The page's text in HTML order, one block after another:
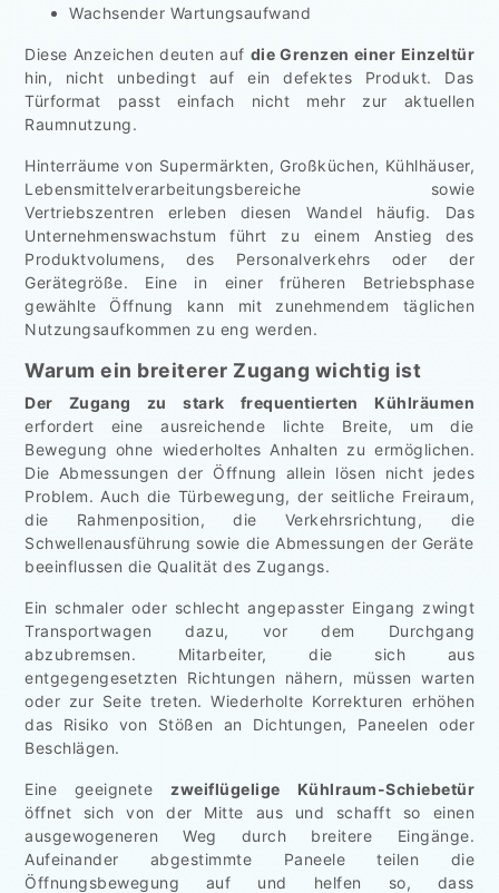
Wachsender Wartungsaufwand
Diese Anzeichen deuten auf die Grenzen einer Einzeltür
hin, nicht unbedingt auf ein defektes Produkt. Das
Türformat passt einfach nicht mehr zur aktuellen
Raumnutzung.
Hinterräume von Supermärkten, Großküchen, Kühlhäuser,
Lebensmittelverarbeitungsbereiche sowie
Vertriebszentren erleben diesen Wandel häufig. Das
Unternehmenswachstum führt zu einem Anstieg des
Produktvolumens, des Personalverkehrs oder der
Gerätegröße. Eine in einer früheren Betriebsphase
gewählte Öffnung kann mit zunehmendem täglichen
Nutzungsaufkommen zu eng werden.
Warum ein breiterer Zugang wichtig ist
Der Zugang zu stark frequentierten Kühlräumen
erfordert eine ausreichende lichte Breite, um die
Bewegung ohne wiederholtes Anhalten zu ermöglichen.
Die Abmessungen der Öffnung allein lösen nicht jedes
Problem. Auch die Türbewegung, der seitliche Freiraum,
die Rahmenposition, die Verkehrsrichtung, die
Schwellenausführung sowie die Abmessungen der Geräte
beeinflussen die Qualität des Zugangs.
Ein schmaler oder schlecht angepasster Eingang zwingt
Transportwagen dazu, vor dem Durchgang
abzubremsen. Mitarbeiter, die sich aus
entgegengesetzten Richtungen nähern, müssen warten
oder zur Seite treten. Wiederholte Korrekturen erhöhen
das Risiko von Stößen an Dichtungen, Paneelen oder
Beschlägen.
Eine geeignete zweiflügelige Kühlraum-Schiebetür
öffnet sich von der Mitte aus und schafft so einen
ausgewogeneren Weg durch breitere Eingänge.
Aufeinander abgestimmte Paneele teilen die
Öffnungsbewegung auf und helfen so, dass